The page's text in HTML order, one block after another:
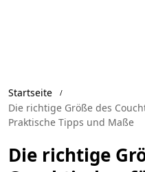
Startseite
Die richtige Größe des
Praktische Tipps und Maße
Die richtige